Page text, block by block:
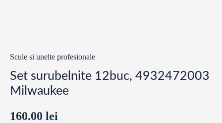
Scule si unelte profesionale
Set surubelnite 12buc, 4932472003
Milwaukee
160.00 lei